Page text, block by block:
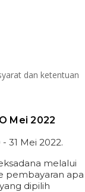
dan ketentuan
Mei 2022
31 Mei 2022.
melalui
pembayaran apa
dipilih